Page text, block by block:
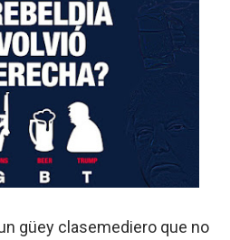
güey clasemediero que no